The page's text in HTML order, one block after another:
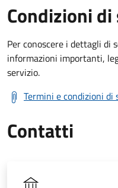
Condizioni
Per conoscere i dettagli di
informazioni importanti,
servizio.
Termini e condizioni di
Contatti